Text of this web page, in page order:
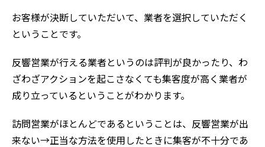
お客様が決断していただいて、業者を選択していただく
ということです。
反響営業が行える業者というのは評判が良かったり、わ
ざわざアクションを起こさなくても集客度が高く業者が
成り立っているということがわかります。
訪問営業がほとんどであるということは、反響営業が出
来ない→正当な方法を使用したときに集客が不十分であ